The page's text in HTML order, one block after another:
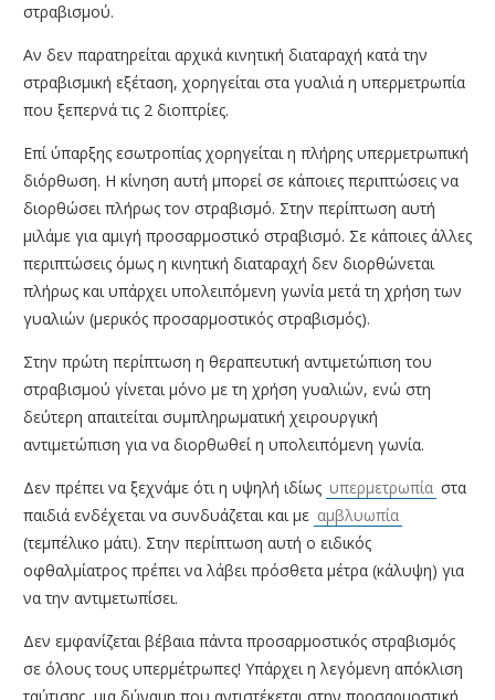
στραβισμού.
Αν δεν παρατηρείται αρχικά κινητική διαταραχή κατά την
στραβισμική εξέταση, χορηγείται στα γυαλιά η υπερμετρωπία
που ξεπερνά τις 2 διοπτρίες.
Επί ύπαρξης εσωτροπίας χορηγείται η πλήρης υπερμετρωπική
διόρθωση. Η κίνηση αυτή μπορεί σε κάποιες περιπτώσεις να
διορθώσει πλήρως τον στραβισμό. Στην περίπτωση αυτή
μιλάμε για αμιγή προσαρμοστικό στραβισμό. Σε κάποιες άλλες
περιπτώσεις όμως η κινητική διαταραχή δεν διορθώνεται
πλήρως και υπάρχει υπολειπόμενη γωνία μετά τη χρήση των
γυαλιών (μερικός προσαρμοστικός στραβισμός).
Στην πρώτη περίπτωση η θεραπευτική αντιμετώπιση του
στραβισμού γίνεται μόνο με τη χρήση γυαλιών, ενώ στη
δεύτερη απαιτείται συμπληρωματική χειρουργική
αντιμετώπιση για να διορθωθεί η υπολειπόμενη γωνία.
Δεν πρέπει να ξεχνάμε ότι η υψηλή ιδίως υπερμετρωπία στα
παιδιά ενδέχεται να συνδυάζεται και με αμβλυωπία
(τεμπέλικο μάτι). Στην περίπτωση αυτή ο ειδικός
οφθαλμίατρος πρέπει να λάβει πρόσθετα μέτρα (κάλυψη) για
να την αντιμετωπίσει.
Δεν εμφανίζεται βέβαια πάντα προσαρμοστικός στραβισμός
σε όλους τους υπερμέτρωπες! Υπάρχει η λεγόμενη απόκλιση